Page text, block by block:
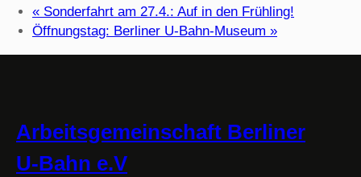
« Sonderfahrt am 27.4.: Auf in den Frühling!
Öffnungstag: Berliner U-Bahn-Museum »
Arbeitsgemeinschaft Berliner
U-Bahn e.V